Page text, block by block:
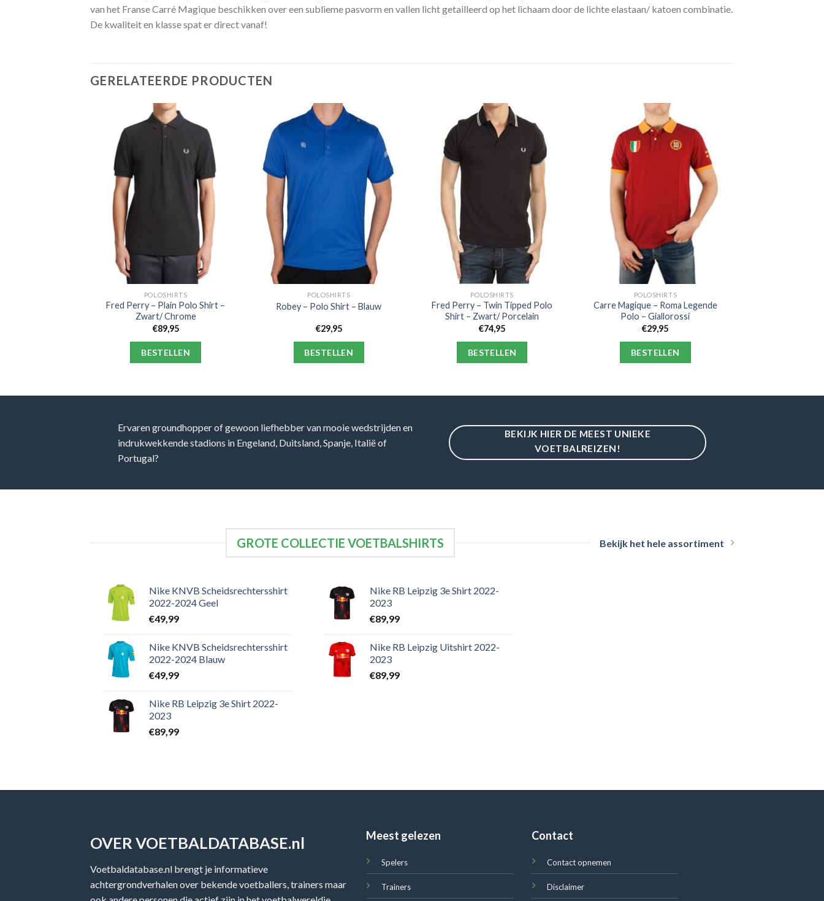
van het Franse Carré Magique beschikken over een sublieme pasvorm en vallen licht getailleerd op het lichaam door de lichte elastaan/ katoen combinatie.
De kwaliteit en klasse spat er direct vanaf!
GERELATEERDE PRODUCTEN
POLOSHIRTS
Fred Perry – Plain Polo Shirt –
Zwart/ Chrome
€89,95
BESTELLEN
POLOSHIRTS
Robey – Polo Shirt – Blauw
€29,95
BESTELLEN
POLOSHIRTS
Fred Perry – Twin Tipped Polo
Shirt – Zwart/ Porcelain
€74,95
BESTELLEN
POLOSHIRTS
Carre Magique – Roma Legende
Polo – Giallorossi
€29,95
BESTELLEN
Ervaren groundhopper of gewoon liefhebber van mooie wedstrijden en
indrukwekkende stadions in Engeland, Duitsland, Spanje, Italië of
Portugal?
BEKIJK HIER DE MEEST UNIEKE
VOETBALREIZEN!
GROTE COLLECTIE VOETBALSHIRTS Bekijk het hele assortiment
Nike KNVB Scheidsrechtersshirt
2022-2024 Geel
€49,99
Nike KNVB Scheidsrechtersshirt
2022-2024 Blauw
€49,99
Nike RB Leipzig 3e Shirt 2022-
2023
€89,99
Nike RB Leipzig 3e Shirt 2022-
2023
€89,99
Nike RB Leipzig Uitshirt 2022-
2023
€89,99
OVER VOETBALDATABASE.nl
Voetbaldatabase.nl brengt je informatieve
achtergrondverhalen over bekende voetballers, trainers maar
Meest gelezen
Spelers
Trainers
Contact
Contact opnemen
Disclaimer